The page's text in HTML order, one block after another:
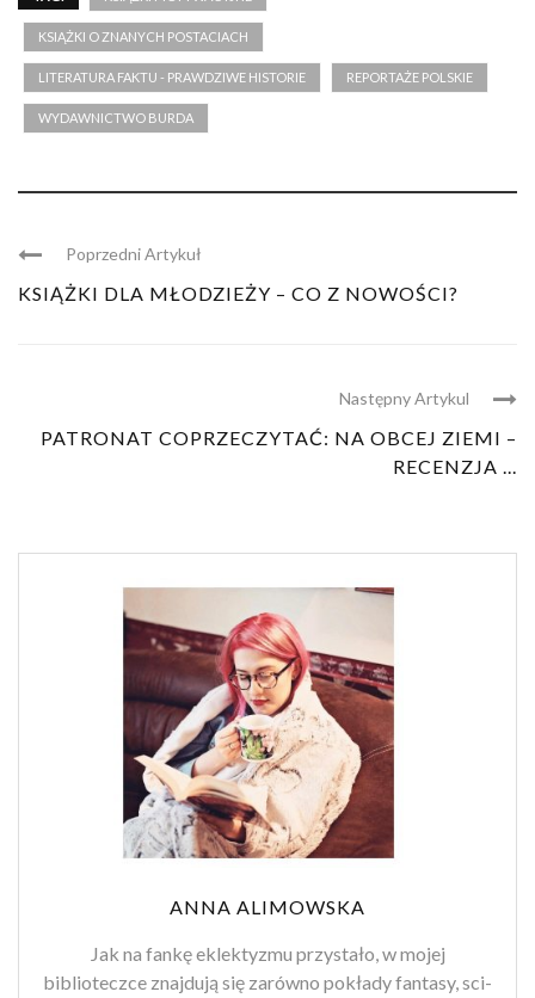
KSIĄŻKI O ZNANYCH POSTACIACH
LITERATURA FAKTU - PRAWDZIWE HISTORIE REPORTAŻE POLSKIE
WYDAWNICTWO BURDA
Poprzedni Artykuł
KSIĄŻKI DLA MŁODZIEŻY – CO Z NOWOŚCI?
Następny Artykul
PATRONAT COPRZECZYTAĆ: NA OBCEJ ZIEMI –
RECENZJA ...
ANNA ALIMOWSKA
Jak na fankę eklektyzmu przystało, w mojej
biblioteczce znajdują się zarówno pokłady fantasy, sci-